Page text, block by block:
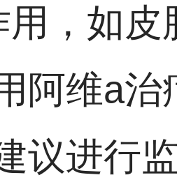
，如皮
阿维a治
议进行